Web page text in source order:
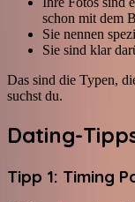
schon mit dem
Sie nennen
Sie sind klar
Das sind die Typen,
suchst du.
Dating-
Tipp 1: Timing